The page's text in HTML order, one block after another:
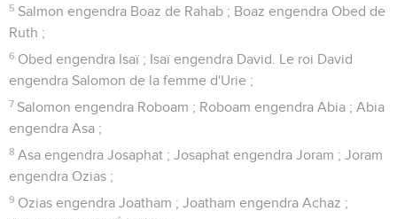
5 Salmon engendra Boaz de Rahab ; Boaz engendra Obed de
Ruth ;
6 Obed engendra Isaï ; Isaï engendra David. Le roi David
engendra Salomon de la femme d'Urie ;
7 Salomon engendra Roboam ; Roboam engendra Abia ; Abia
engendra Asa ;
8 Asa engendra Josaphat ; Josaphat engendra Joram ; Joram
engendra Ozias ;
9 Ozias engendra Joatham ; Joatham engendra Achaz ;